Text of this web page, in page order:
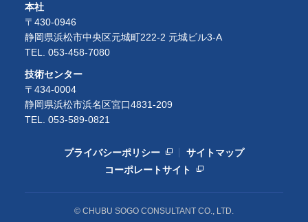
本社
〒430-0946
静岡県浜松市中央区元城町222-2 元城ビル3-A
TEL. 053-458-7080
技術センター
〒434-0004
静岡県浜松市浜名区宮口4831-209
TEL. 053-589-0821
プライバシーポリシー
サイトマップ
コーポレートサイト
© CHUBU SOGO CONSULTANT CO., LTD.